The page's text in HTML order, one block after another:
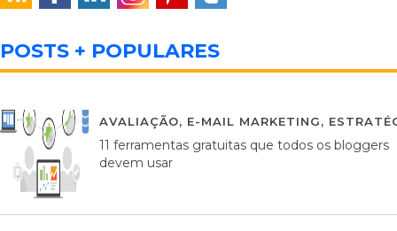
POSTS + POPULARES
AVALIAÇÃO, E-MAIL MARKETING,
11 ferramentas gratuitas que todos os bloggers
devem usar